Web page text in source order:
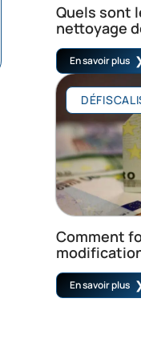
Quels sont
nettoyage
En savoir plus
Comment
En savoir plus